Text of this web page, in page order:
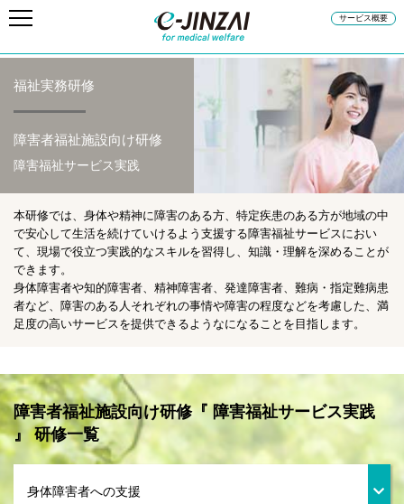
サービス概要
福祉実務研修
障害者福祉施設向け研修
障害福祉サービス実践
本研修では、身体や精神に障害のある方、特定疾患のある方が地域の中
で安心して生活を続けていけるよう支援する障害福祉サービスにおい
て、現場で役立つ実践的なスキルを習得し、知識・理解を深めることが
できます。
身体障害者や知的障害者、精神障害者、発達障害者、難病・指定難病患
者など、障害のある人それぞれの事情や障害の程度などを考慮した、満
足度の高いサービスを提供できるようなになることを目指します。
障害者福祉施設向け研修『 障害福祉サービス実践
』 研修一覧
身体障害者への支援